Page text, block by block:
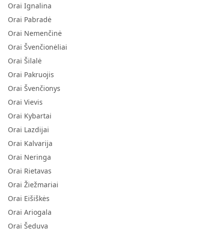
Orai Ignalina
Orai Pabradė
Orai Nemenčinė
Orai Švenčionėliai
Orai Šilalė
Orai Pakruojis
Orai Švenčionys
Orai Vievis
Orai Kybartai
Orai Lazdijai
Orai Kalvarija
Orai Neringa
Orai Rietavas
Orai Žiežmariai
Orai Eišiškės
Orai Ariogala
Orai Šeduva